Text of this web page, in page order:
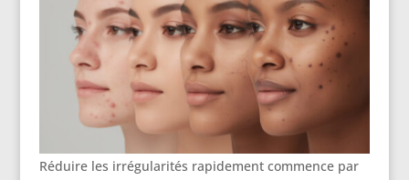
Réduire les irrégularités rapidement commence par